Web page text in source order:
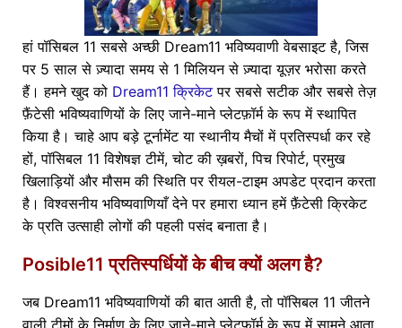
हां पॉसिबल 11 सबसे अच्छी Dream11 भविष्यवाणी वेबसाइट है, जिस
पर 5 साल से ज़्यादा समय से 1 मिलियन से ज़्यादा यूज़र भरोसा करते
हैं। हमने खुद को Dream11 क्रिकेटपर सबसे सटीक और सबसे तेज़
फ़ैंटेसी भविष्यवाणियों के लिए जाने-माने प्लेटफ़ॉर्म के रूप में स्थापित
किया है। चाहे आप बड़े टूर्नामेंट या स्थानीय मैचों में प्रतिस्पर्धा कर रहे
हों, पॉसिबल 11 विशेषज्ञ टीमें, चोट की ख़बरों, पिच रिपोर्ट, प्रमुख
खिलाड़ियों और मौसम की स्थिति पर रीयल-टाइम अपडेट प्रदान करता
है। विश्वसनीय भविष्यवाणियाँ देने पर हमारा ध्यान हमें फ़ैंटेसी क्रिकेट
के प्रति उत्साही लोगों की पहली पसंद बनाता है।
Posible11 प्रतिस्पर्धियों के बीच क्यों अलग है?
जब Dream11 भविष्यवाणियों की बात आती है, तो पॉसिबल 11 जीतने